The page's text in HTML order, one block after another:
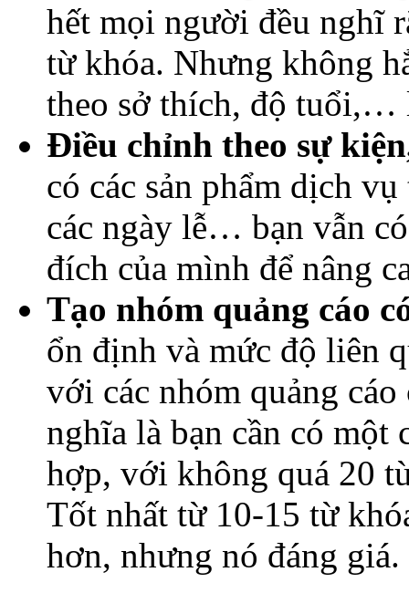
hết mọi người đều nghĩ
từ khóa. Nhưng không
theo sở thích, độ tuổi,…
Điều chỉnh theo sự
có các sản phẩm dịch
các ngày lễ… bạn vẫn
đích của mình để nâng
Tạo nhóm quảng cáo
ổn định và mức độ liên
với các nhóm quảng
nghĩa là bạn cần có một
hợp, với không quá 20
Tốt nhất từ 10-15 từ
hơn, nhưng nó đáng giá.